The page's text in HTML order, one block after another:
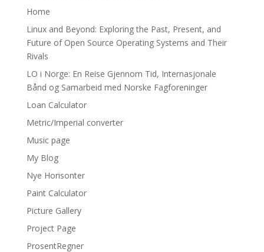
Home
Linux and Beyond: Exploring the Past, Present, and
Future of Open Source Operating Systems and Their
Rivals
LO i Norge: En Reise Gjennom Tid, Internasjonale
Bånd og Samarbeid med Norske Fagforeninger
Loan Calculator
Metric/Imperial converter
Music page
My Blog
Nye Horisonter
Paint Calculator
Picture Gallery
Project Page
ProsentRegner